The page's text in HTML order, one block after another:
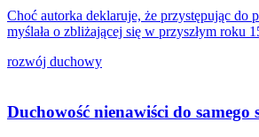
Choć autorka deklaruje, że przystępując do
myślała o zbliżającej się w przyszłym roku
rozwój duchowy
Duchowość nienawiści do samego